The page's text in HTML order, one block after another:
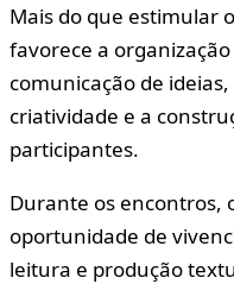
Mais do que estimular
favorece a
comunicação de
criatividade e a
participantes.
Durante os encontros,
oportunidade de
leitura e produção